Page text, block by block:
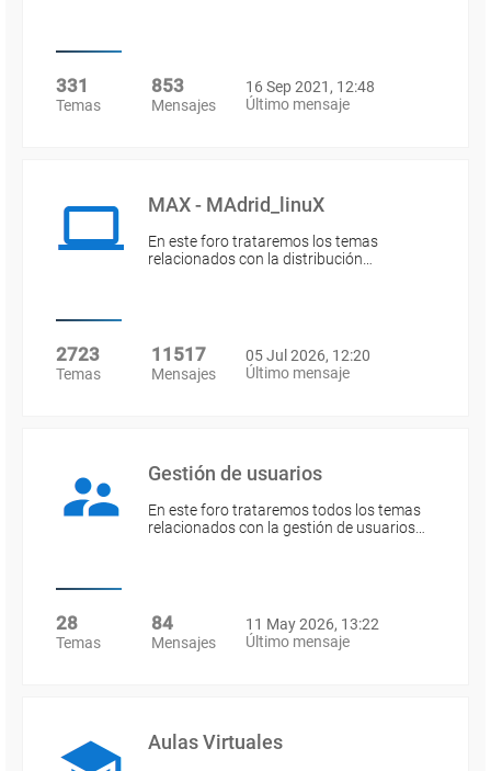
331
Temas
853
Mensajes
16 Sep 2021, 12:48
Último mensaje
MAX - MAdrid_linuX
En este foro trataremos los temas
relacionados con la distribución…
2723
Temas
11517
Mensajes
05 Jul 2026, 12:20
Último mensaje
Gestión de usuarios
En este foro trataremos todos los temas
relacionados con la gestión de usuarios…
28
Temas
84
Mensajes
11 May 2026, 13:22
Último mensaje
Aulas Virtuales